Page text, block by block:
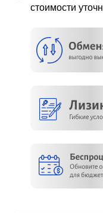
стоимости